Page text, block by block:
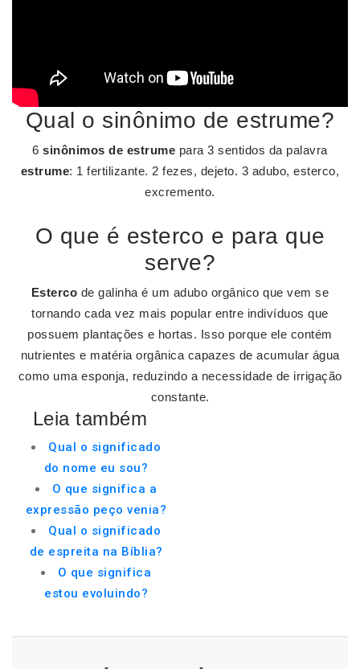
Qual o sinônimo de estrume?
6sinônimos de estrume para 3 sentidos da palavra
estrume: 1 fertilizante. 2 fezes, dejeto. 3 adubo, esterco,
excremento.
O que é esterco e para que
serve?
Esterco de galinha é um adubo orgânico que vem se
tornando cada vez mais popular entre indivíduos que
possuem plantações e hortas. Isso porque ele contém
nutrientes e matéria orgânica capazes de acumular água
como uma esponja, reduzindo a necessidade de irrigação
constante.
Leia também
Qual o significado
do nome eu sou?
O que significa a
expressão peço venia?
Qual o significado
de espreita na Bíblia?
O que significa
estou evoluindo?